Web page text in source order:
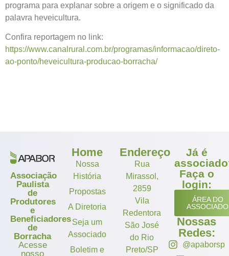
programa para explanar sobre a origem e o significado da
palavra heveicultura.
Confira reportagem no link:
https://www.canalrural.com.br/programas/informacao/direto-
ao-ponto/heveicultura-producao-borracha/
Associação
Paulista
de
Produtores
e
Beneficiadores
de
Borracha
Acesse
nosso
Home
Nossa
História
Propostas
A Diretoria
Seja um
Associado
Boletim e
Endereço
Rua
Mirassol,
2859
Vila
Redentora
São José
do Rio
Preto/SP
Já é
Faça o
login:
ÁREA DO
ASSOCIADO
Nossas
Redes:
@apaborsp